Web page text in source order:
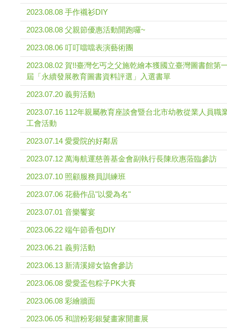
2023.08.08 手作襯衫DIY
2023.08.08 父親節優惠活動開跑囉~
2023.08.06 叮叮噹噹表演藝術團
2023.08.02 賀!!臺灣乞丐之父施乾繪本獲國立臺灣圖書館第
屆「永續發展教育圖書資料評選」入選書單
2023.07.20 義剪活動
2023.07.16 112年親屬教育座談會暨台北市幼教從業人員職
工會活動
2023.07.14 愛愛院的好鄰居
2023.07.12 萬海航運慈善基金會副執行長陳欣惠蒞臨參訪
2023.07.10 照顧服務員訓練班
2023.07.06 花藝作品"以愛為名"
2023.07.01 音樂饗宴
2023.06.22 端午節香包DIY
2023.06.21 義剪活動
2023.06.13 新清溪婦女協會參訪
2023.06.08 愛愛盃包粽子PK大賽
2023.06.08 彩繪牆面
2023.06.05 和諧粉彩銀髮畫家開畫展